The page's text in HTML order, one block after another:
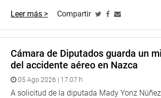
Leer más > Compartir
Cámara de Diputados guarda un
del accidente aéreo en Nazca
05 Ago 2026 | 17:07 h
A solicitud de la diputada Mady Yonz